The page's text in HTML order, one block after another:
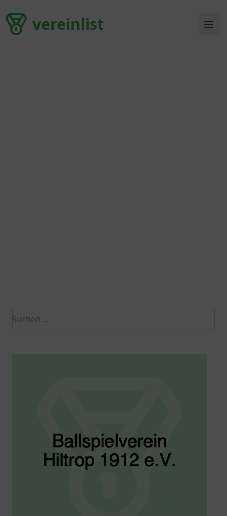
vereinlistvereinlist